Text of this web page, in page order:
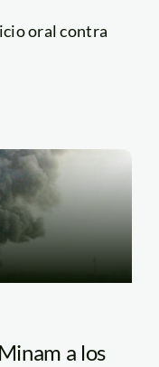
oral contra
a los